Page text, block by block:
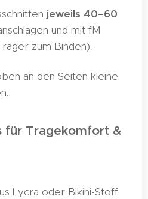
jeweils 40–60
und mit fM
zum Binden).
an den Seiten kleine
für Tragekomfort &
Lycra oder Bikini-Stoff